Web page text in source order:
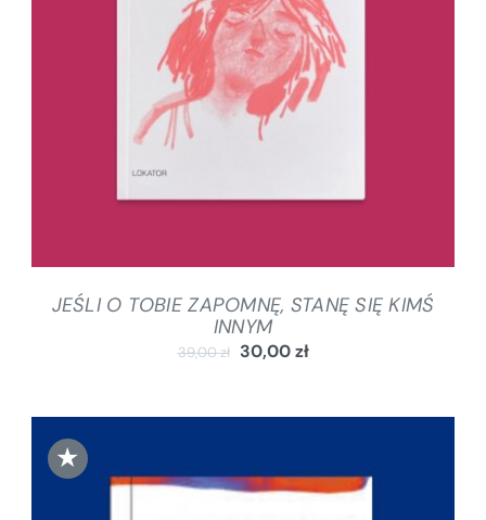
DODAJ DO KOSZYKA / SZCZEGÓŁY
JEŚLI O TOBIE ZAPOMNĘ, STANĘ SIĘ KIMŚ
INNYM
39,00zł 30,00zł
★